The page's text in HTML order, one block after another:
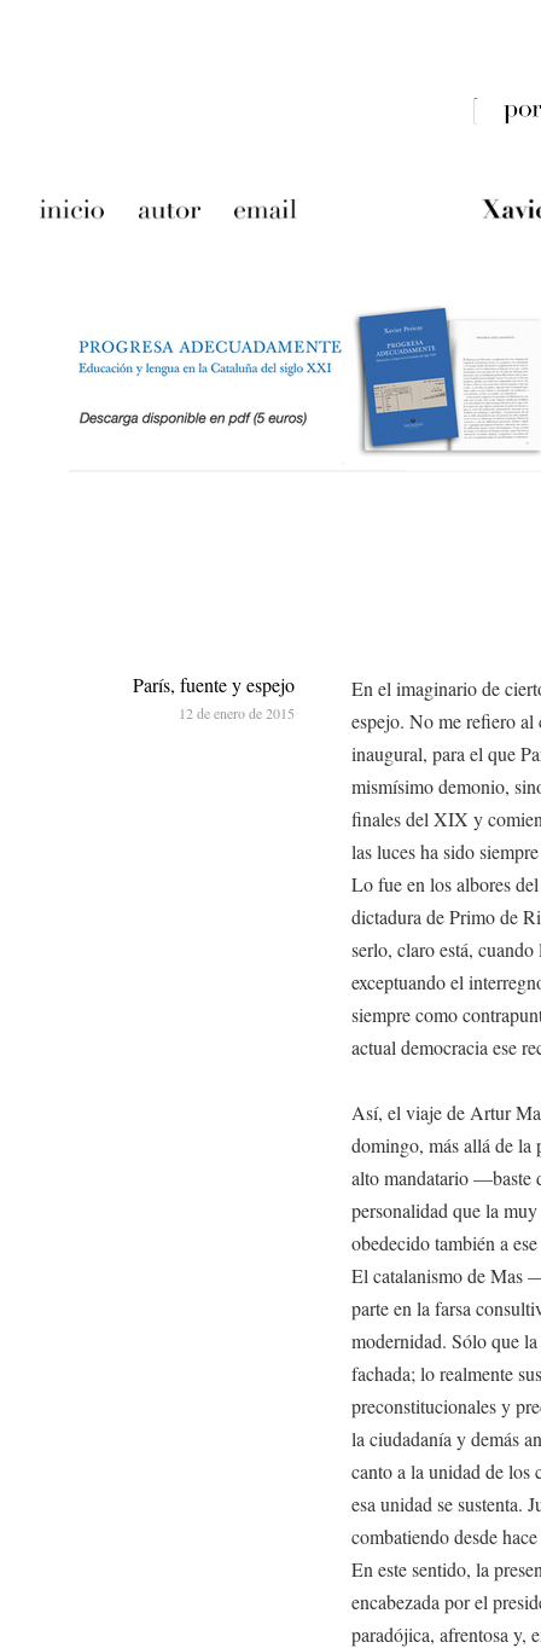
En el imaginario de
espejo. No me refiero al
inaugural, para el que
mismísimo demonio,
finales del XIX y
las luces ha sido
Lo fue en los albores
dictadura de Primo de
serlo, claro está,
exceptuando el
siempre como
actual democracia ese
Así, el viaje de Artur
domingo, más allá de la
alto mandatario —baste
personalidad que la
obedecido también a
El catalanismo de Mas
parte en la farsa
modernidad. Sólo que
fachada; lo realmente
preconstitucionales y
la ciudadanía y demás
canto a la unidad de los
esa unidad se sustenta.
combatiendo desde
En este sentido, la
encabezada por el
paradójica, afrentosa y,
París, fuente y espejo
12 de enero de 2015